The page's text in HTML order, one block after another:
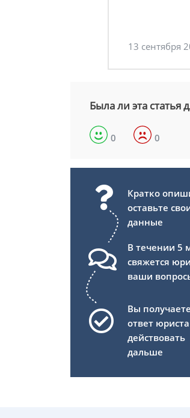
13 сентября
Была ли эта статья
0 0
Кратко
оставьте
данные
В течении 5
свяжется
ваши
Вы
ответ
действовать
дальше